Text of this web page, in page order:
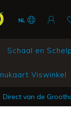
NL
Schaal en
Viswinkel
Direct van de